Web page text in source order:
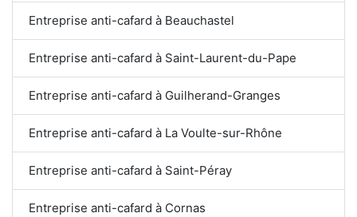
Entreprise anti-cafard à Beauchastel
Entreprise anti-cafard à Saint-Laurent-du-Pape
Entreprise anti-cafard à Guilherand-Granges
Entreprise anti-cafard à La Voulte-sur-Rhône
Entreprise anti-cafard à Saint-Péray
Entreprise anti-cafard à Cornas